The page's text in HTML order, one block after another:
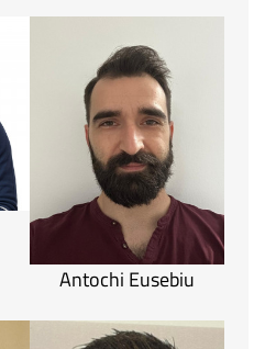
Antochi Eusebiu